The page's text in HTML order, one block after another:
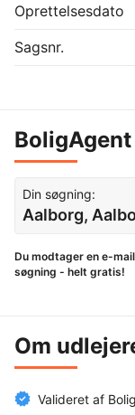
Oprettelsesdato
Sagsnr.
BoligAgent
Din søgning:
Aalborg,
Du modtager en e-
søgning - helt gratis!
Om
Valideret af